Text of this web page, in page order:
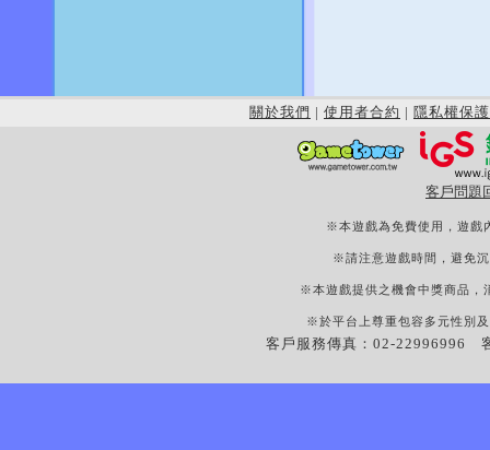
關於我們 | 使用者合約 | 隱私權保護
客戶問題
※本遊戲為免費使用，遊戲
※請注意遊戲時間，避免
※本遊戲提供之機會中獎商品，
※於平台上尊重包容多元性別
客戶服務傳真：02-22996996